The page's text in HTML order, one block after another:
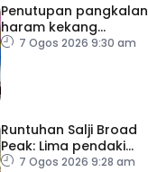
Penutupan pangkalan
haram kekang
penyeludupan di
7 Ogos 2026 9:30 am
Runtuhan Salji Broad
Peak: Lima pendaki
terkorban diberi
7 Ogos 2026 9:28 am